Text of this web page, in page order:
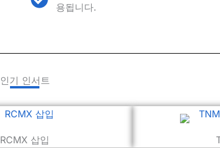
용됩니다.
인기 인서트
RCMX 삽입